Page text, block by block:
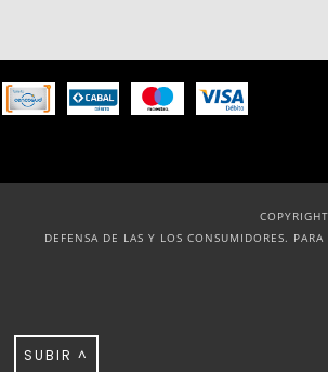
DEFENSA DE LAS Y LOS CONSUMIDORES. PARA
SUBIR ^